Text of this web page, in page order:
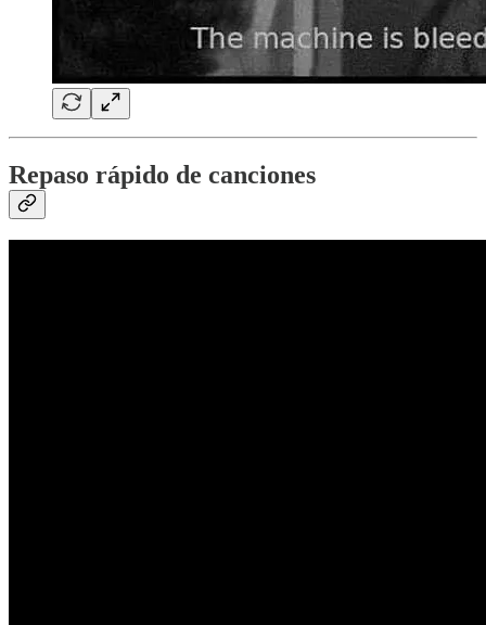
Repaso rápido de canciones